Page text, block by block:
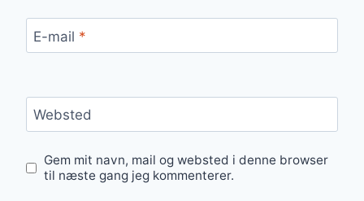
E-mail *
Websted
Gem mit navn, mail og websted i denne browser
til næste gang jeg kommenterer.